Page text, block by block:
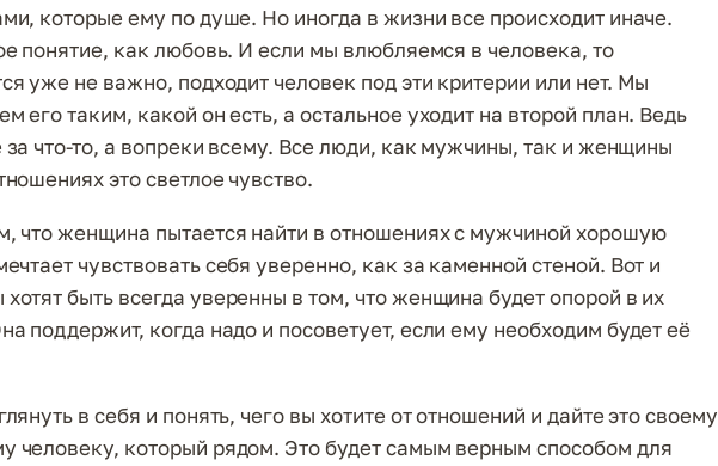
которые ему по душе. Но иногда в жизни все происходит иначе.
понятие, как любовь. И если мы влюбляемся в человека, то
уже не важно, подходит человек под эти критерии или нет. Мы
его таким, какой он есть, а остальное уходит на второй план. Ведь
за что-то, а вопреки всему. Все люди, как мужчины, так и женщины
это светлое чувство.
что женщина пытается найти в отношениях с мужчиной хорошую
чувствовать себя уверенно, как за каменной стеной. Вот и
быть всегда уверенны в том, что женщина будет опорой в их
поддержит, когда надо и посоветует, если ему необходим будет её
в себя и понять, чего вы хотите от отношений и дайте это своему
человеку, который рядом. Это будет самым верным способом для